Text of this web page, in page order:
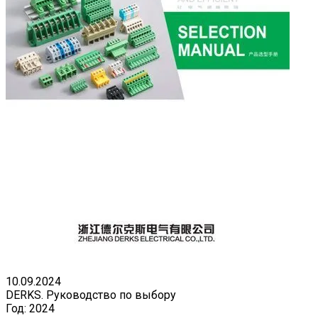
10.09.2024
DERKS. Руководство по выбору
Год: 2024